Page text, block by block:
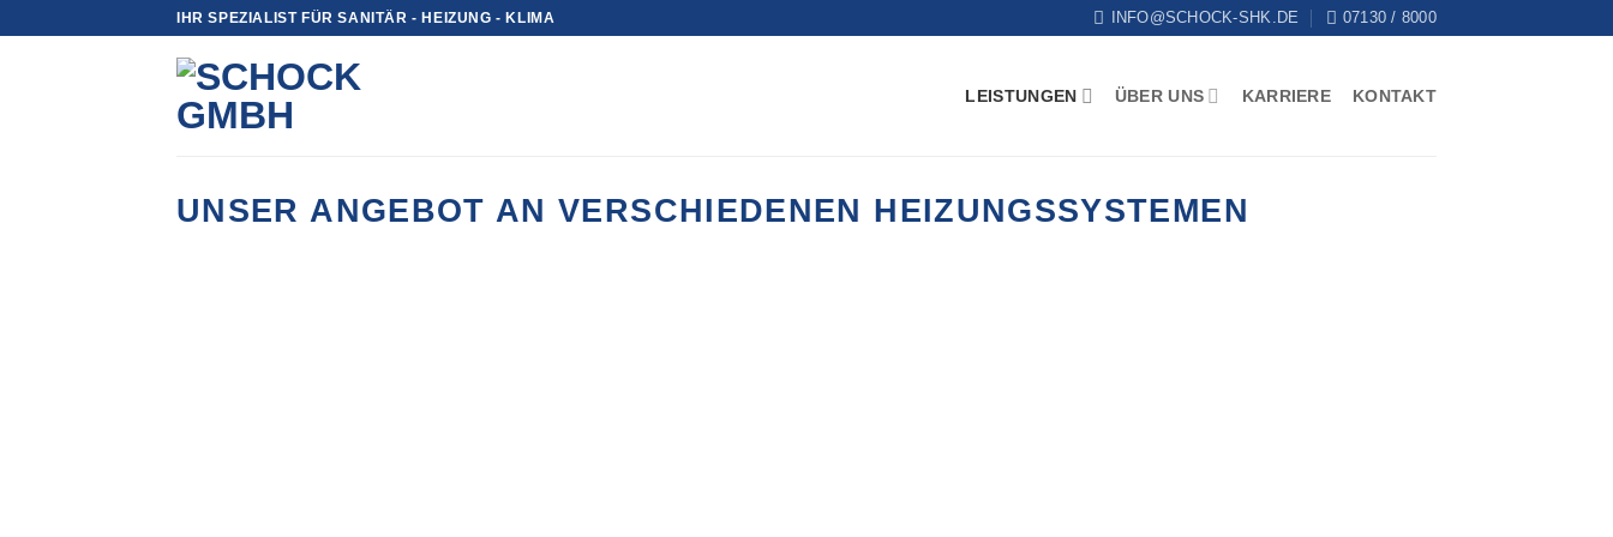
IHR SPEZIALIST FÜR SANITÄR - HEIZUNG - KLIMA INFO@SCHOCK-SHK.DE 07130 / 8000
LEISTUNGEN ÜBER UNS KARRIERE KONTAKT
UNSER ANGEBOT AN VERSCHIEDENEN HEIZUNGSSYSTEMEN